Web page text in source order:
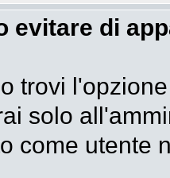
evitare di
trovi
solo
come utente